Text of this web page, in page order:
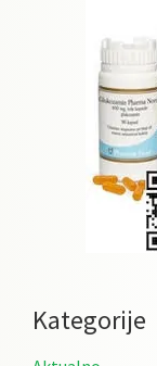
Kategorije